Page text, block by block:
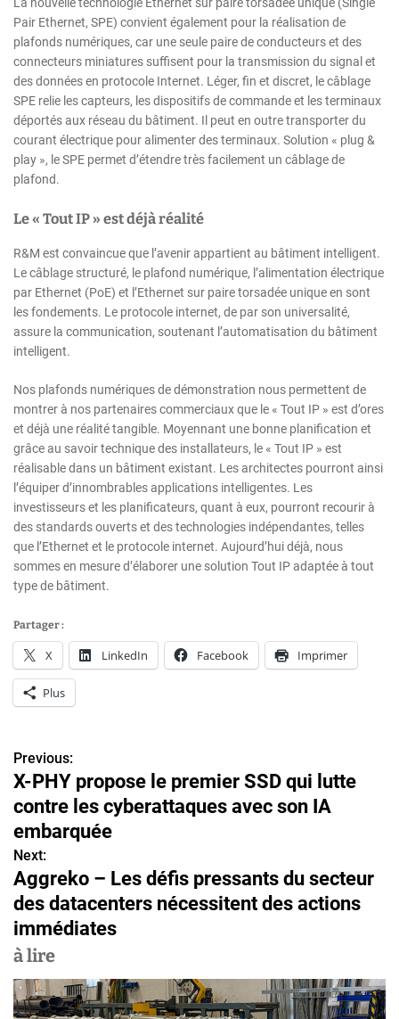
Pair Ethernet, SPE) convient également pour la réalisation de
plafonds numériques, car une seule paire de conducteurs et des
connecteurs miniatures suffisent pour la transmission du signal et
des données en protocole Internet. Léger, fin et discret, le câblage
SPE relie les capteurs, les dispositifs de commande et les terminaux
déportés aux réseau du bâtiment. Il peut en outre transporter du
courant électrique pour alimenter des terminaux. Solution « plug &
play », le SPE permet d’étendre très facilement un câblage de
plafond.
Le « Tout IP » est déjà réalité
R&M est convaincue que l’avenir appartient au bâtiment intelligent.
Le câblage structuré, le plafond numérique, l’alimentation électrique
par Ethernet (PoE) et l’Ethernet sur paire torsadée unique en sont
les fondements. Le protocole internet, de par son universalité,
assure la communication, soutenant l’automatisation du bâtiment
intelligent.
Nos plafonds numériques de démonstration nous permettent de
montrer à nos partenaires commerciaux que le « Tout IP » est d’ores
et déjà une réalité tangible. Moyennant une bonne planification et
grâce au savoir technique des installateurs, le « Tout IP » est
réalisable dans un bâtiment existant. Les architectes pourront ainsi
l’équiper d’innombrables applications intelligentes. Les
investisseurs et les planificateurs, quant à eux, pourront recourir à
des standards ouverts et des technologies indépendantes, telles
que l’Ethernet et le protocole internet. Aujourd’hui déjà, nous
sommes en mesure d’élaborer une solution Tout IP adaptée à tout
type de bâtiment.
Partager :
X LinkedIn Facebook Imprimer
Plus
N
a
v
i
g
a
t
i
Previous:
X-PHY propose le premier SSD qui lutte
contre les cyberattaques avec son IA
embarquée
Next:
Aggreko – Les défis pressants du secteur
des datacenters nécessitent des actions
immédiates
à lire